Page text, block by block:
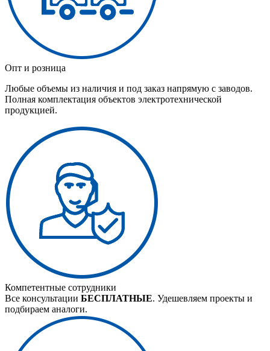
Опт и розница
Любые объемы из наличия и под заказ напрямую с заводов.
Полная комплектация объектов электротехнической
продукцией.
Компетентные сотрудники
Все консультации БЕСПЛАТНЫЕ. Удешевляем проекты и
подбираем аналоги.